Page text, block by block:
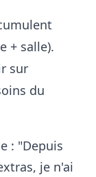
+ salle).
sur
du
: "Depuis
je n'ai